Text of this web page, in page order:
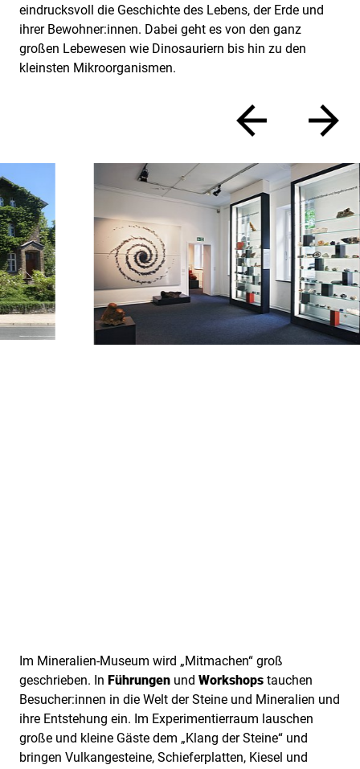
eindrucksvoll die Geschichte des Lebens, der Erde und
ihrer Bewohner:innen. Dabei geht es von den ganz
großen Lebewesen wie Dinosauriern bis hin zu den
kleinsten Mikroorganismen.
Im Mineralien-Museum wird „Mitmachen“ groß
geschrieben. In Führungen und Workshops tauchen
Besucher:innen in die Welt der Steine und Mineralien und
ihre Entstehung ein. Im Experimentierraum lauschen
große und kleine Gäste dem „Klang der Steine“ und
bringen Vulkangesteine, Schieferplatten, Kiesel und